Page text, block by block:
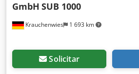
Krauchenwies 1 693 km
GmbH SUB 1000
Solicitar